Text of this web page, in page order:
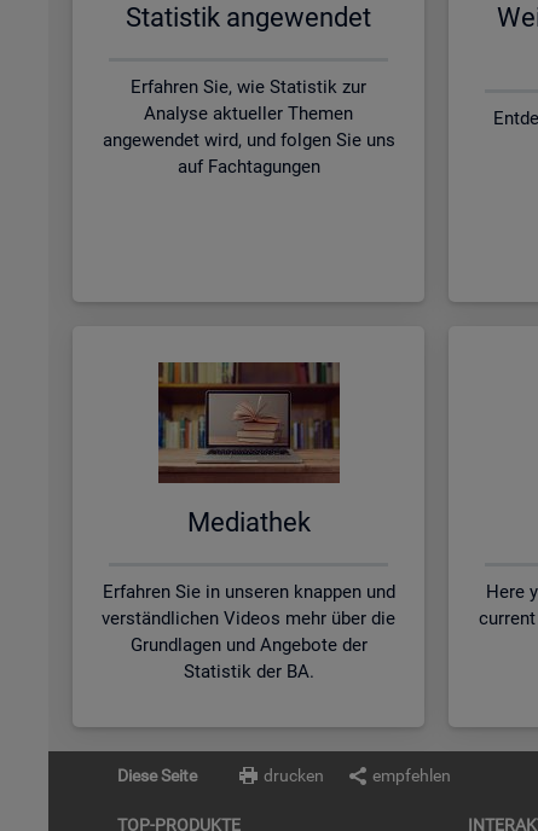
Sta­tis­tik an­ge­wen­det
Erfahren Sie, wie Statistik zur
Analyse aktueller Themen
angewendet wird, und folgen Sie uns
auf Fachtagungen
Me­dia­thek
Erfahren Sie in unseren knappen und
verständlichen Videos mehr über die
Grundlagen und Angebote der
Statistik der BA.
Here
Diese Seite drucken empfehlen
TOP-PRO­DUK­TE